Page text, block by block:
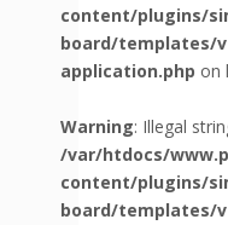
content/plugins/
board/templates/
application.php on
Warning: Illegal
/var/htdocs/
content/plugins/
board/templates/